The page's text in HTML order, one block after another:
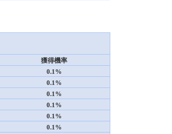
獲得機率
0.1%
0.1%
0.1%
0.1%
0.1%
0.1%